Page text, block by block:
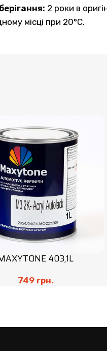
2 роки в
місці при 20°C.
403,1L
749 грн.